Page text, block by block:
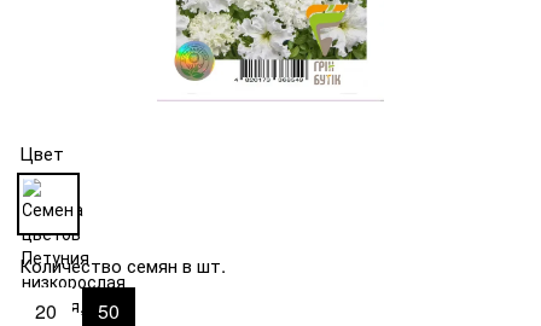
Цвет
Количество семян в шт.
20 50